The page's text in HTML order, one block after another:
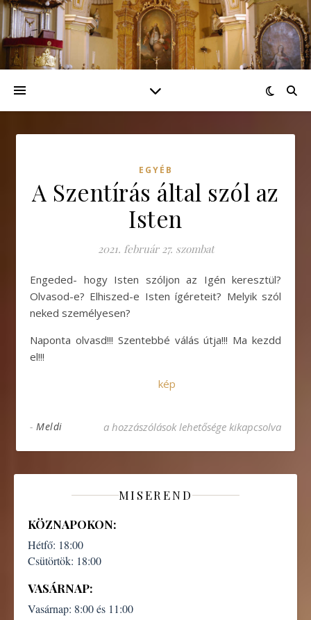
EGYÉB
A Szentírás által szól az
Isten
2021. február 27. szombat
Engeded- hogy Isten szóljon az Igén keresztül?
Olvasod-e? Elhiszed-e Isten ígéreteit? Melyik szól
neked személyesen?
Naponta olvasd!!! Szentebbé válás útja!!! Ma kezdd
el!!!
kép
- Meldi A Szentírás által szól az Isten bejegyzéshez
a hozzászólások lehetősége kikapcsolva
MISEREND
KÖZNAPOKON:
Hétfő: 18:00
Csütörtök: 18:00
VASÁRNAP:
Vasárnap: 8:00 és 11:00